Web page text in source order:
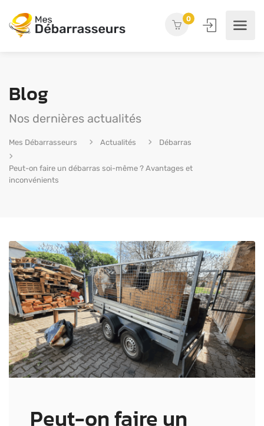
0
Blog
Nos dernières actualités
Mes Débarrasseurs Actualités Débarras
Peut-on faire un débarras soi-même ? Avantages et
inconvénients
Peut-on faire un